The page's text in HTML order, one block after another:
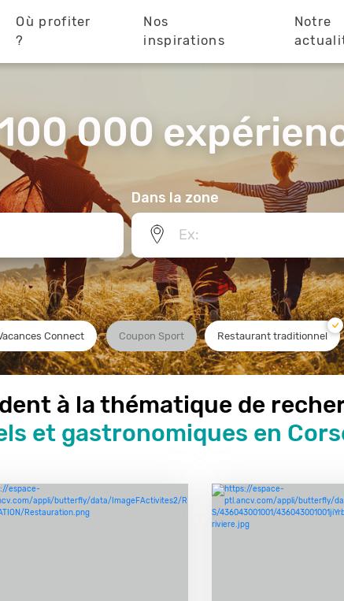
Où profiter
?
Nos
inspirations
Notre
000
Dans la zone
Connect Coupon Sport Restaurant traditionnel
à la thématique de
et gastronomiques en